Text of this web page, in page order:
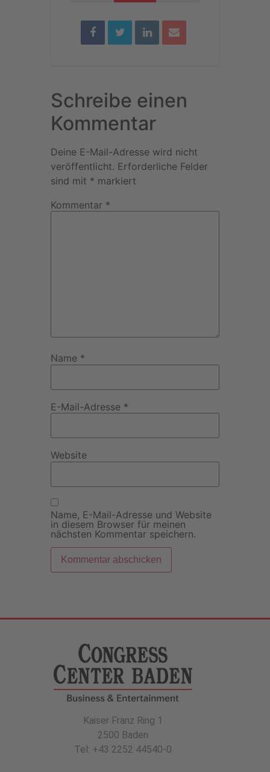
Schreibe einen
Kommentar
Deine E-Mail-Adresse wird nicht
veröffentlicht. Erforderliche Felder
sind mit * markiert
Kommentar *
Name *
E-Mail-Adresse *
Website
Name, E-Mail-Adresse und Website
in diesem Browser für meinen
nächsten Kommentar speichern.
Kaiser Franz Ring 1
2500 Baden
Tel: +43 2252 44540-0